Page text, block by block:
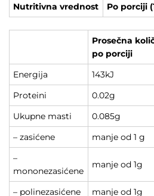
Nutritivna vrednost Po porciji
Prosečna
po porciji
Energija
143kJ
Proteini
0.02g
Ukupne masti
0.085g
– zasićene
manje od 1 g
–
mononezasićene
manje od 1g
– polinezasićene manje od 1g